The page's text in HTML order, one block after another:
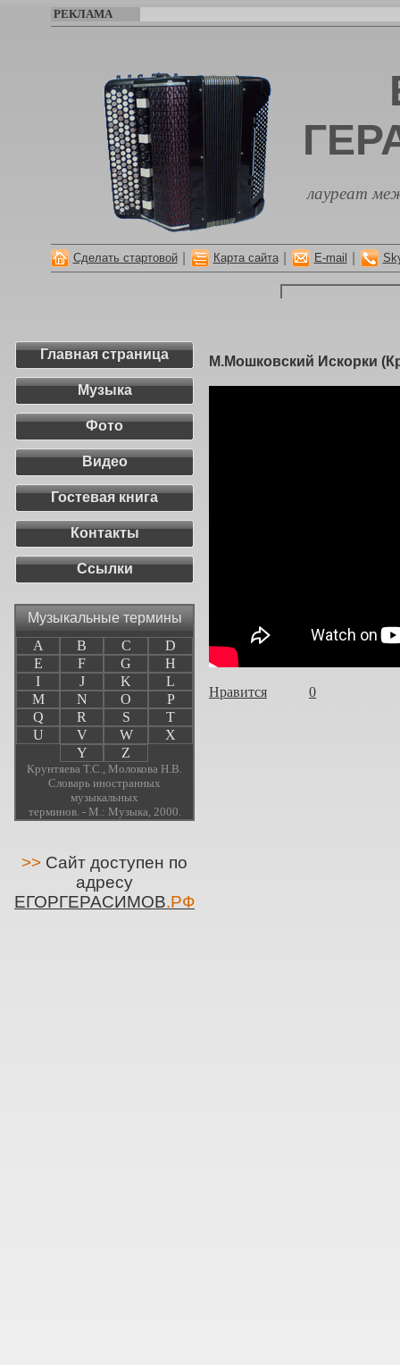
РЕКЛАМА
лауреат
Сделать стартовой Карта сайта E-mail
Главная страница
Музыка
Фото
Видео
Гостевая книга
Контакты
Ссылки
Музыкальные термины
A
B C
D
E
F G
H
I
J K
L
M
N O
P
Q
R S
T
U
V W
X
Y
Z
Крунтяева Т.С., Молокова Н.В.
Словарь иностранных
музыкальных
терминов. - М.: Музыка, 2000.
>> Сайт доступен по
адресу
ЕГОРГЕРАСИМОВ.РФ
М.Мошковский Искорки
Нравится 0